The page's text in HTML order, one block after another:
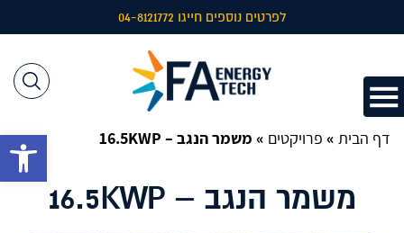
לפרטים נוספים חייגו 04-8121772
דף הבית » פרויקטים » משמר הנגב – 16.5KWP
משמר הנגב – 16.5KWP